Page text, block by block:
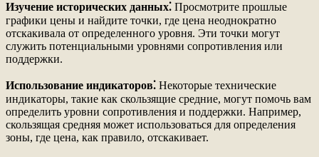
Изучение исторических данных⁚ Просмотрите прошлые
графики цены и найдите точки, где цена неоднократно
отскакивала от определенного уровня. Эти точки могут
служить потенциальными уровнями сопротивления или
поддержки.
Использование индикаторов⁚ Некоторые технические
индикаторы, такие как скользящие средние, могут помочь вам
определить уровни сопротивления и поддержки. Например,
скользящая средняя может использоваться для определения
зоны, где цена, как правило, отскакивает.